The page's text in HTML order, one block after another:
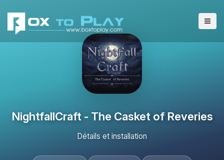
NightfallCraft - The Casket of Reveries
Détails et installation